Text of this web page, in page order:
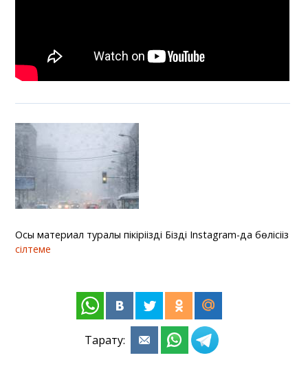
Осы материал туралы пікіріңізді Біздің Instagram-да бөлісіңіз
сілтеме
Тарату: